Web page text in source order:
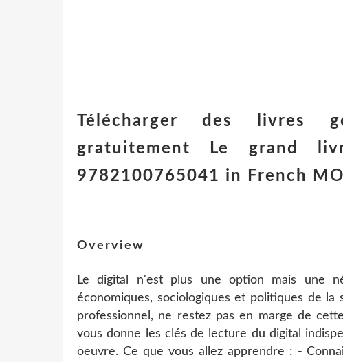
Télécharger des livres
gratuitement Le grand
9782100765041 in French
Overview
Le digital n'est plus une option mais une
économiques, sociologiques et politiques de
professionnel, ne restez pas en marge de
vous donne les clés de lecture du digital
oeuvre. Ce que vous allez apprendre : -